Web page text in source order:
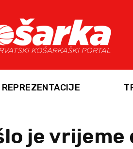
REPREZENTACIJE
je vrijeme